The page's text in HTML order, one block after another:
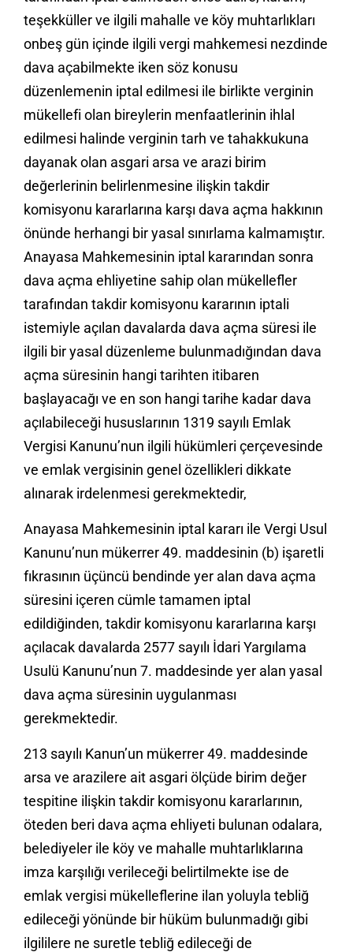
teşekküller ve ilgili mahalle ve köy muhtarlıkları
onbeş gün içinde ilgili vergi mahkemesi nezdinde
dava açabilmekte iken söz konusu
düzenlemenin iptal edilmesi ile birlikte verginin
mükellefi olan bireylerin menfaatlerinin ihlal
edilmesi halinde verginin tarh ve tahakkukuna
dayanak olan asgari arsa ve arazi birim
değerlerinin belirlenmesine ilişkin takdir
komisyonu kararlarına karşı dava açma hakkının
önünde herhangi bir yasal sınırlama kalmamıştır.
Anayasa Mahkemesinin iptal kararından sonra
dava açma ehliyetine sahip olan mükellefler
tarafından takdir komisyonu kararının iptali
istemiyle açılan davalarda dava açma süresi ile
ilgili bir yasal düzenleme bulunmadığından dava
açma süresinin hangi tarihten itibaren
başlayacağı ve en son hangi tarihe kadar dava
açılabileceği hususlarının 1319 sayılı Emlak
Vergisi Kanunu’nun ilgili hükümleri çerçevesinde
ve emlak vergisinin genel özellikleri dikkate
alınarak irdelenmesi gerekmektedir,
Anayasa Mahkemesinin iptal kararı ile Vergi Usul
Kanunu’nun mükerrer 49. maddesinin (b) işaretli
fıkrasının üçüncü bendinde yer alan dava açma
süresini içeren cümle tamamen iptal
edildiğinden, takdir komisyonu kararlarına karşı
açılacak davalarda 2577 sayılı İdari Yargılama
Usulü Kanunu’nun 7. maddesinde yer alan yasal
dava açma süresinin uygulanması
gerekmektedir.
213 sayılı Kanun’un mükerrer 49. maddesinde
arsa ve arazilere ait asgari ölçüde birim değer
tespitine ilişkin takdir komisyonu kararlarının,
öteden beri dava açma ehliyeti bulunan odalara,
belediyeler ile köy ve mahalle muhtarlıklarına
imza karşılığı verileceği belirtilmekte ise de
emlak vergisi mükelleflerine ilan yoluyla tebliğ
edileceği yönünde bir hüküm bulunmadığı gibi
ilgililere ne suretle tebliğ edileceği de